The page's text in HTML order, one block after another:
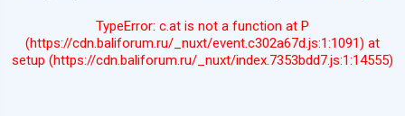
TypeError: c.at is not a function at P
(https://cdn.baliforum.ru/_nuxt/event.c302a67d.js:1:1091) at
setup (https://cdn.baliforum.ru/_nuxt/index.7353bdd7.js:1:14555)